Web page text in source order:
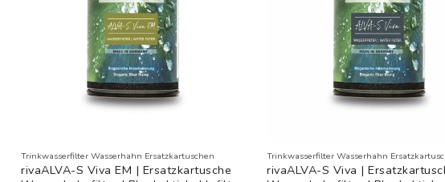
Trinkwasserfilter Wasserhahn Ersatzkartuschen
rivaALVA-S Viva EM | Ersatzkartusche
Trinkwasserfilter Wasserhahn
rivaALVA-S Viva |